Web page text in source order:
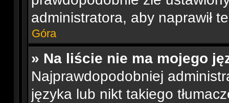
administratora, aby naprawił
Góra
» Na liście nie ma mojego
Najprawdopodobniej
języka lub nikt takiego